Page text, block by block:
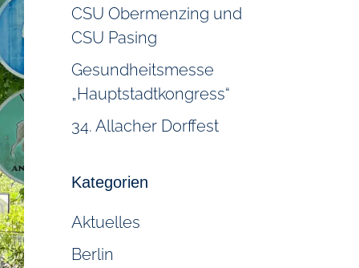
CSU Obermenzing und
CSU Pasing
Gesundheitsmesse
„Hauptstadtkongress“
34. Allacher Dorffest
Kategorien
Aktuelles
Berlin